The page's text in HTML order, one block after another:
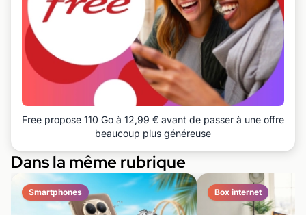
Free propose 110 Go à 12,99 € avant de passer à une offre
beaucoup plus généreuse
Dans la même rubrique
Smartphones Box internet